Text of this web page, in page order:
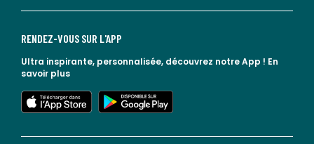
RENDEZ-VOUS SUR L'APP
Ultra inspirante, personnalisée, découvrez notre App ! En
savoir plus
lien vers l'app store
lien vers google play